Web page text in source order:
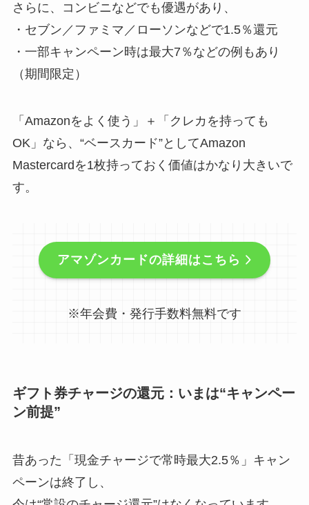
さらに、コンビニなどでも優遇があり、
・セブン／ファミマ／ローソンなどで1.5％還元
・一部キャンペーン時は最大7％などの例もあり
（期間限定）
「Amazonをよく使う」＋「クレカを持っても
OK」なら、“ベースカード”としてAmazon
Mastercardを1枚持っておく価値はかなり大きいで
す。
アマゾンカードの詳細はこちら
※年会費・発行手数料無料です
ギフト券チャージの還元：いまは“キャンペー
ン前提”
昔あった「現金チャージで常時最大2.5％」キャン
ペーンは終了し、